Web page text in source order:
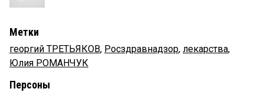
Метки
георгий ТРЕТЬЯКОВ, Росздравнадзор, лекарства,
Юлия РОМАНЧУК
Персоны